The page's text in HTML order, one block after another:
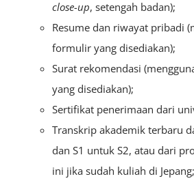
close-up, setengah badan);
Resume dan riwayat pribadi
formulir yang disediakan);
Surat rekomendasi
yang disediakan);
Sertifikat penerimaan dari
Transkrip akademik terbaru
dan S1 untuk S2, atau dari
ini jika sudah kuliah di Jepang;